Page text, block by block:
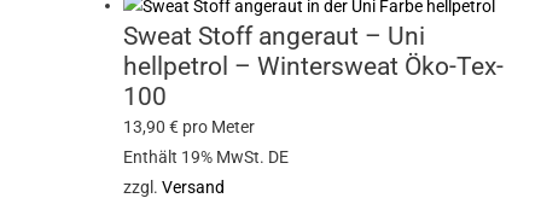
Sweat Stoff angeraut – Uni
hellpetrol – Wintersweat Öko-Tex-
100
13,90€ pro Meter
Enthält 19% MwSt. DE
zzgl.Versand